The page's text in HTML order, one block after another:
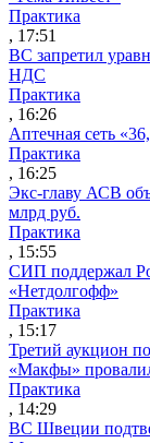
Практика
, 17:51
ВС запретил
НДС
Практика
, 16:26
Аптечная сеть
Практика
, 16:25
Экс-главу АСВ
млрд руб.
Практика
, 15:55
СИП поддержал
«Нетдолгофф»
Практика
, 15:17
Третий аукцион
«Макфы»
Практика
, 14:29
ВС Швеции